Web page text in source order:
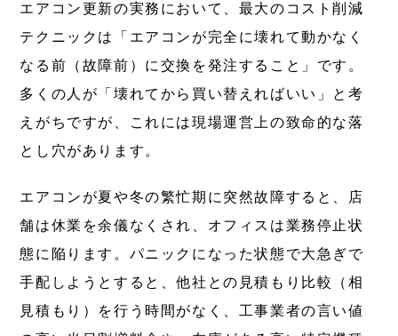
エアコン更新の実務において、最大のコスト削減
テクニックは「エアコンが完全に壊れて動かなく
なる前（故障前）に交換を発注すること」です。
多くの人が「壊れてから買い替えればいい」と考
えがちですが、これには現場運営上の致命的な落
とし穴があります。
エアコンが夏や冬の繁忙期に突然故障すると、店
舗は休業を余儀なくされ、オフィスは業務停止状
態に陥ります。パニックになった状態で大急ぎで
手配しようとすると、他社との見積もり比較（相
見積もり）を行う時間がなく、工事業者の言い値